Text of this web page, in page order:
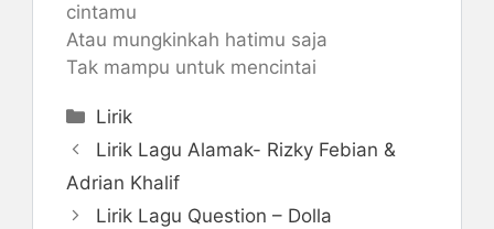
cintamu
Atau mungkinkah hatimu saja
Tak mampu untuk mencintai
Categories
Lirik
Lirik Lagu Alamak- Rizky Febian &
Adrian Khalif
Lirik Lagu Question – Dolla